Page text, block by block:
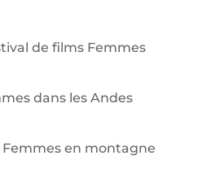
de films Femmes
dans les Andes
Femmes en montagne